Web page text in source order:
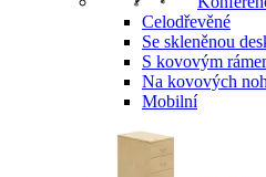
Celodřevěné
Se skleněnou
S kovovým
Na kovových
Mobilní